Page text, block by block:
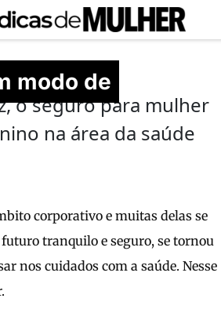
modo de
o seguro para mulher
na área da saúde
corporativo e muitas delas se
tranquilo e seguro, se tornou
nos cuidados com a saúde. Nesse